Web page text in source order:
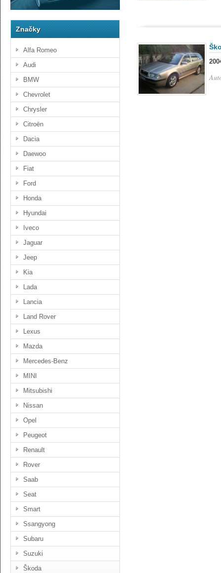
Značky
Alfa Romeo
Audi
BMW
Chevrolet
Chrysler
Citroën
Dacia
Daewoo
Fiat
Ford
Honda
Hyundai
Iveco
Jaguar
Jeep
Kia
Lada
Lancia
Land Rover
Lexus
Mazda
Mercedes-Benz
MINI
Mitsubishi
Nissan
Opel
Peugeot
Renault
Rover
Saab
Seat
Smart
Ssangyong
Subaru
Suzuki
Škoda